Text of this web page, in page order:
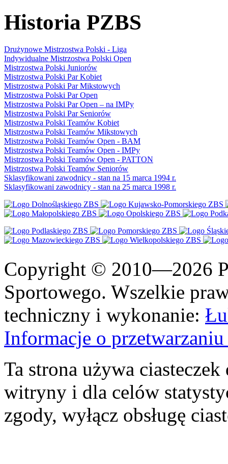
Historia PZBS
Drużynowe Mistrzostwa Polski - Liga
Indywidualne Mistrzostwa Polski Open
Mistrzostwa Polski Juniorów
Mistrzostwa Polski Par Kobiet
Mistrzostwa Polski Par Mikstowych
Mistrzostwa Polski Par Open
Mistrzostwa Polski Par Open – na IMPy
Mistrzostwa Polski Par Seniorów
Mistrzostwa Polski Teamów Kobiet
Mistrzostwa Polski Teamów Mikstowych
Mistrzostwa Polski Teamów Open - BAM
Mistrzostwa Polski Teamów Open - IMPy
Mistrzostwa Polski Teamów Open - PATTON
Mistrzostwa Polski Teamów Seniorów
Sklasyfikowani zawodnicy - stan na 15 marca 1994 r.
Sklasyfikowani zawodnicy - stan na 25 marca 1998 r.
Copyright © 2010—2026
Sportowego. Wszelkie
techniczny i wykonanie:
Informacje o
Ta strona używa
witryny i dla celów
zgody, wyłącz obsługę